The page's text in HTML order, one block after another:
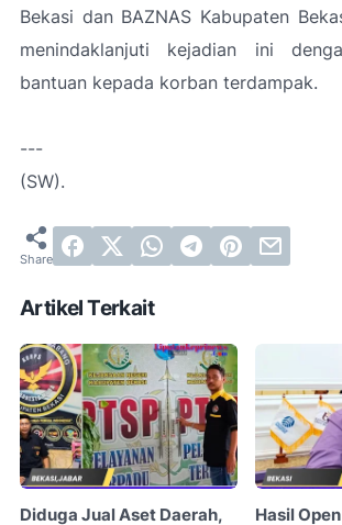
Bekasi dan BAZNAS Kabupaten
menindaklanjuti kejadian ini
bantuan kepada korban terdampak.
---
(SW).
Artikel Terkait
Diduga Jual Aset Daerah,
Hasil